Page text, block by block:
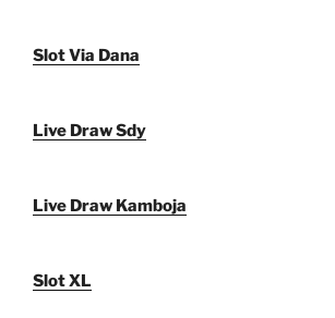
Slot Via Dana
Live Draw Sdy
Live Draw Kamboja
Slot XL